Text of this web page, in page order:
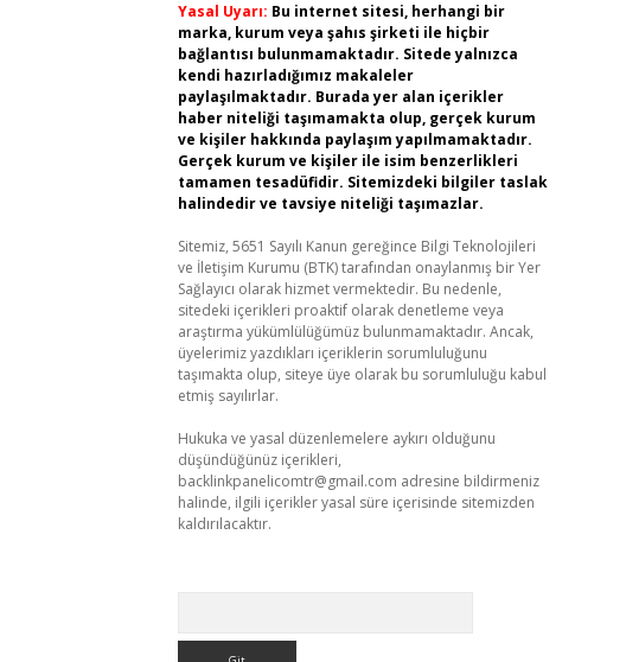
Yasal Uyarı: Bu internet sitesi, herhangi bir
marka, kurum veya şahıs şirketi ile hiçbir
bağlantısı bulunmamaktadır. Sitede yalnızca
kendi hazırladığımız makaleler
paylaşılmaktadır. Burada yer alan içerikler
haber niteliği taşımamakta olup, gerçek kurum
ve kişiler hakkında paylaşım yapılmamaktadır.
Gerçek kurum ve kişiler ile isim benzerlikleri
tamamen tesadüfidir. Sitemizdeki bilgiler taslak
halindedir ve tavsiye niteliği taşımazlar.
Sitemiz, 5651 Sayılı Kanun gereğince Bilgi Teknolojileri
ve İletişim Kurumu (BTK) tarafından onaylanmış bir Yer
Sağlayıcı olarak hizmet vermektedir. Bu nedenle,
sitedeki içerikleri proaktif olarak denetleme veya
araştırma yükümlülüğümüz bulunmamaktadır. Ancak,
üyelerimiz yazdıkları içeriklerin sorumluluğunu
taşımakta olup, siteye üye olarak bu sorumluluğu kabul
etmiş sayılırlar.
Hukuka ve yasal düzenlemelere aykırı olduğunu
düşündüğünüz içerikleri,
backlinkpanelicomtr@gmail.com adresine bildirmeniz
halinde, ilgili içerikler yasal süre içerisinde sitemizden
kaldırılacaktır.